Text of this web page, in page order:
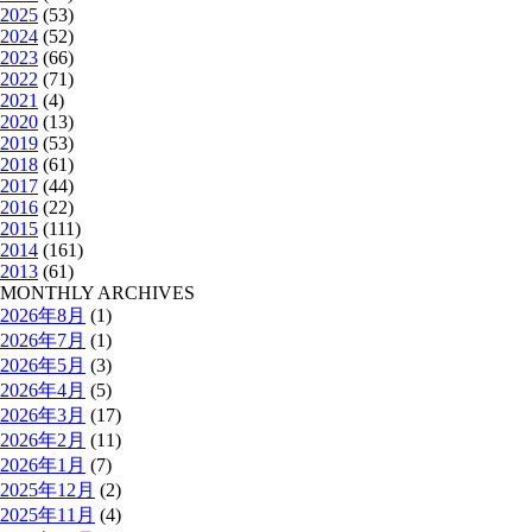
2025 (53)
2024 (52)
2023 (66)
2022 (71)
2021 (4)
2020 (13)
2019 (53)
2018 (61)
2017 (44)
2016 (22)
2015 (111)
2014 (161)
2013 (61)
MONTHLY ARCHIVES
2026年8月 (1)
2026年7月 (1)
2026年5月 (3)
2026年4月 (5)
2026年3月 (17)
2026年2月 (11)
2026年1月 (7)
2025年12月 (2)
2025年11月 (4)